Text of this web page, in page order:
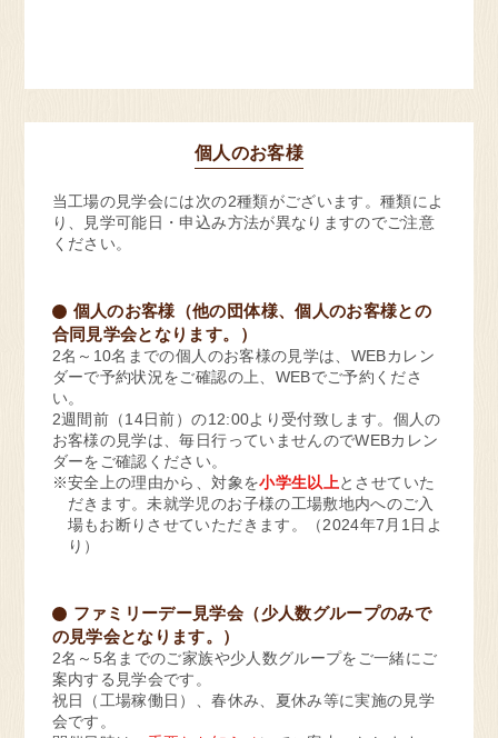
個人のお客様
当工場の見学会には次の2種類がございます。種類によ
り、見学可能日・申込み方法が異なりますのでご注意
ください。
個人のお客様（他の団体様、個人のお客様との
合同見学会となります。）
2名～10名までの個人のお客様の見学は、WEBカレン
ダーで予約状況をご確認の上、WEBでご予約くださ
い。
2週間前（14日前）の12:00より受付致します。個人の
お客様の見学は、毎日行っていませんのでWEBカレン
ダーをご確認ください。
※安全上の理由から、対象を小学生以上とさせていた
だきます。未就学児のお子様の工場敷地内へのご入
場もお断りさせていただきます。（2024年7月1日よ
り）
ファミリーデー見学会（少人数グループのみで
の見学会となります。）
2名～5名までのご家族や少人数グループをご一緒にご
案内する見学会です。
祝日（工場稼働日）、春休み、夏休み等に実施の見学
会です。